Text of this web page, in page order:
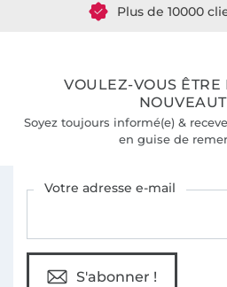
Plus de 10000
VOULEZ-VOUS ÊTRE
Soyez toujours informé(e) &
en guise de
Votre adresse e-mail
S'abonner !